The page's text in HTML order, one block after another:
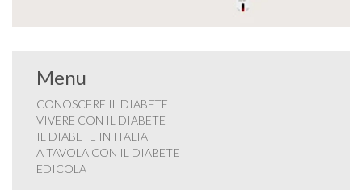
Menu
CONOSCERE IL DIABETE
VIVERE CON IL DIABETE
IL DIABETE IN ITALIA
A TAVOLA CON IL DIABETE
EDICOLA